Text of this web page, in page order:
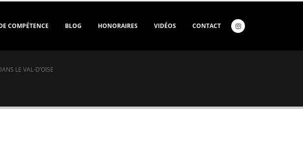
COMPÉTENCE BLOG HONORAIRES VIDÉOS CONTACT
LE VAL-D’OISE